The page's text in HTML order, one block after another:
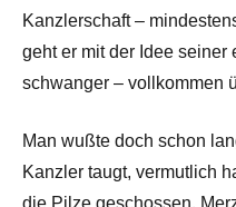
Kanzlerschaft –
geht er mit der Idee seiner
schwanger – vollkommen
Man wußte doch schon
Kanzler taugt, vermutlich
die Pilze geschossen.